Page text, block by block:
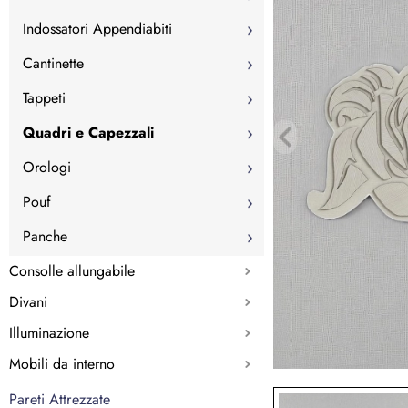
Indossatori Appendiabiti
Cantinette
Tappeti
Quadri e Capezzali
Orologi
Pouf
Panche
Consolle allungabile
Divani
Illuminazione
Mobili da interno
Pareti Attrezzate